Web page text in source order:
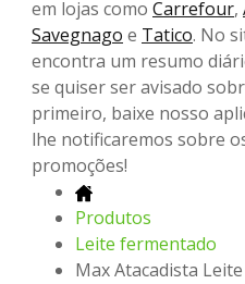
em lojas como Carrefour,
Savegnago e Tatico. No
encontra um resumo
se quiser ser avisado
primeiro, baixe nosso
lhe notificaremos sobre
promoções!
Produtos
Leite fermentado
Max Atacadista